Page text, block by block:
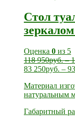
Стол
Оценка 0 из 5
118 950руб.–
83 250руб. –
Материал
натуральным
Габаритный